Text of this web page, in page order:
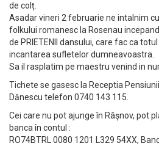
de colț.
Asadar vineri 2 februarie ne intalnim cu
folkului romanesc la Rosenau
de PRIETENII dansului, care fac ca
incantarea sufletelor dumneavoastra.
Sa il rasplatim pe maestru venind in
Tichete se gasesc la Receptia
Dănescu telefon 0740 143 115.
Cei care nu pot ajunge în Râșnov, pot
banca în contul :
RO74BTRL 0080 1201 L329 54XX,